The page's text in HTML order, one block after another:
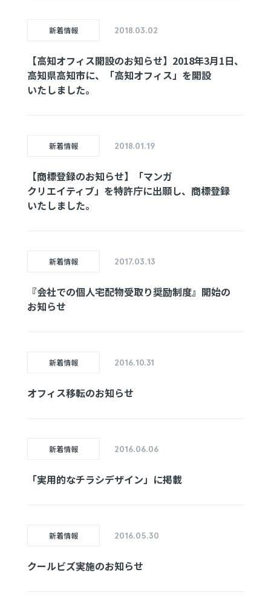
新着情報 2018.03.02
【高知オフィス開設のお知らせ】 2018年3月1日、
高知県高知市に、 「高知オフィス」 を開設
いたしました。
新着情報 2018.01.19
【商標登録のお知らせ】
「マンガ
クリエイティブ」 を特許庁に出願し、 商標登録
いたしました。
新着情報 2017.03.13
『会社での個人宅配物受取り奨励制度』 開始の
お知らせ
新着情報 2016.10.31
オフィス移転のお知らせ
新着情報 2016.06.06
「実用的なチラシデザイン」に掲載
新着情報 2016.05.30
クールビズ実施のお知らせ